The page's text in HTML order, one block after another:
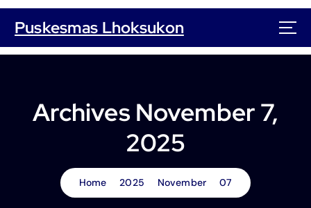
S
p
Puskesmas Lhoksukon
Archives November 7,
2025
Home 2025 November 07